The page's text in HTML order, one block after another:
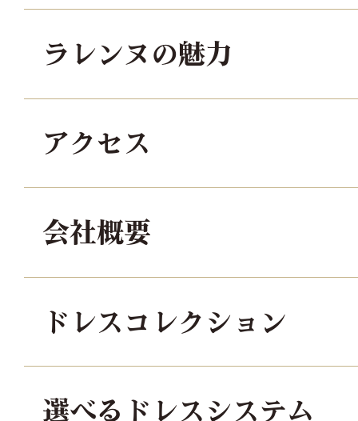
ラレンヌの魅力
アクセス
会社概要
ドレスコレクション
選べるドレスシステム